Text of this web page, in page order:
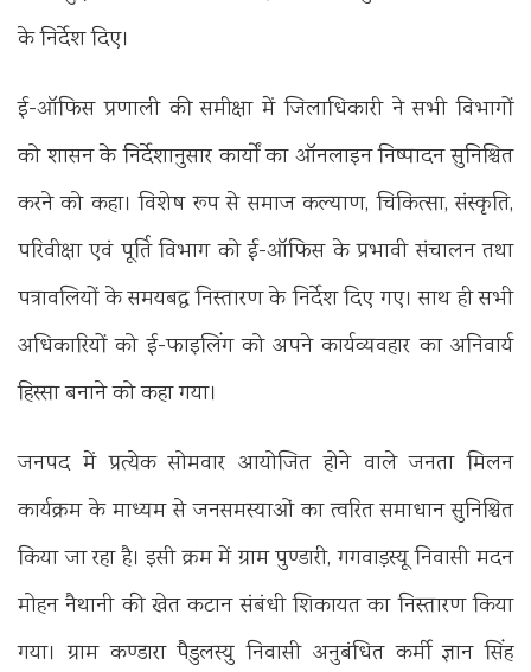
के निर्देश दिए।
ई-ऑफिस प्रणाली की समीक्षा में जिलाधिकारी ने सभी विभागों
को शासन के निर्देशानुसार कार्यों का ऑनलाइन निष्पादन सुनिश्चित
करने को कहा। विशेष रूप से समाज कल्याण, चिकित्सा, संस्कृति,
परिवीक्षा एवं पूर्ति विभाग को ई-ऑफिस के प्रभावी संचालन तथा
पत्रावलियों के समयबद्ध निस्तारण के निर्देश दिए गए। साथ ही सभी
अधिकारियों को ई-फाइलिंग को अपने कार्यव्यवहार का अनिवार्य
हिस्सा बनाने को कहा गया।
जनपद में प्रत्येक सोमवार आयोजित होने वाले जनता मिलन
कार्यक्रम के माध्यम से जनसमस्याओं का त्वरित समाधान सुनिश्चित
किया जा रहा है। इसी क्रम में ग्राम पुण्डारी, गगवाड़स्यू निवासी मदन
मोहन नैथानी की खेत कटान संबंधी शिकायत का निस्तारण किया
गया। ग्राम कण्डारा पैडुलस्यु निवासी अनुबंधित कर्मी ज्ञान सिंह